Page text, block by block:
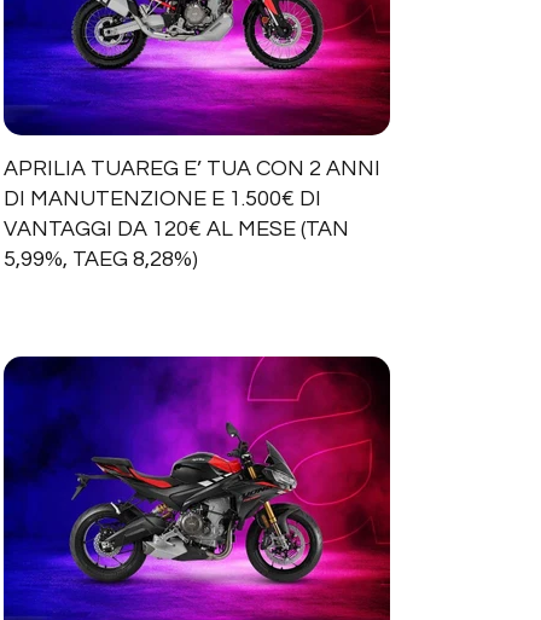
APRILIA TUAREG E’ TUA CON 2 ANNI
DI MANUTENZIONE E 1.500€ DI
VANTAGGI DA 120€ AL MESE (TAN
5,99%, TAEG 8,28%)